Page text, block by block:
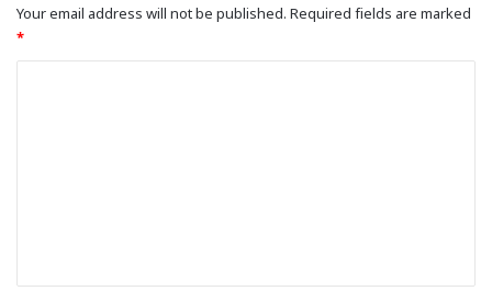
Your email address will not be published. Required fields are marked
*